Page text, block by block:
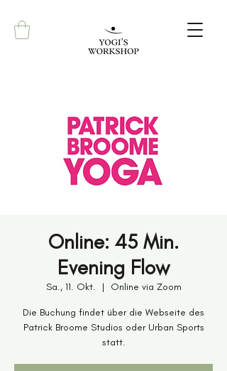
Online: 45 Min.
Evening Flow
Sa., 11. Okt.
  |
Online via Zoom
Die Buchung findet über die Webseite des
Patrick Broome Studios oder Urban Sports
statt.